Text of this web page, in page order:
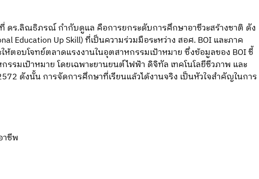
ดร.ลิณธิภรณ์ กำกับดูแล คือการยกระดับการศึกษาอาชีวะสร้างชาติ ดัง
Education Up Skill) ที่เป็นความร่วมมือระหว่าง สอศ. BOI และภาค
ตอบโจทย์ตลาดแรงงานในอุตสาหกรรมเป้าหมาย ซึ่งข้อมูลของ BOI ชี้
รมเป้าหมาย โดยเฉพาะยานยนต์ไฟฟ้า ดิจิทัล เทคโนโลยีชีวภาพ และ
ดังนั้น การจัดการศึกษาที่เรียนแล้วได้งานจริง เป็นหัวใจสำคัญในการ
าชีพ